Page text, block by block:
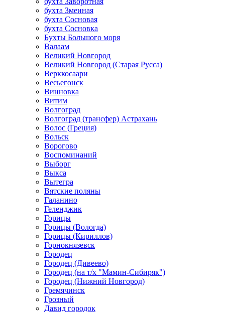
бухта Змеиная
бухта Сосновая
бухта Сосновка
Бухты Большого моря
Валаам
Великий Новгород
Великий Новгород (Старая Русса)
Верккосаари
Весьегонск
Винновка
Витим
Волгоград
Волгоград (трансфер) Астрахань
Волос (Греция)
Вольск
Ворогово
Воспоминаний
Выборг
Выкса
Вытегра
Вятские поляны
Галанино
Геленджик
Горицы
Горицы (Вологда)
Горицы (Кириллов)
Горнокнязевск
Городец
Городец (Дивеево)
Городец (на т/х "Мамин-Сибиряк")
Городец (Нижний Новгород)
Гремячинск
Грозный
Давид городок